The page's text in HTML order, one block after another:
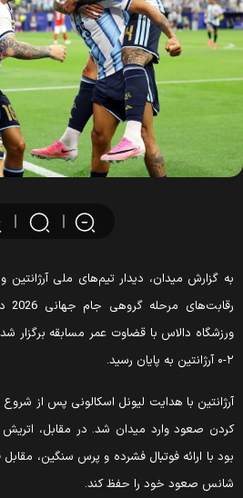
گزارش میدان، دیدار تیم‌های ملی آرژانتین
دالاس با قضاوت عمر مسابقه برگزار شد
با هدایت لیونل اسکالونی پس از شروع
صعود وارد میدان شد. در مقابل، اتریش با
با ارائه فوتبال فشرده و پرس سنگین، مقابل
صعود خود را حفظ کند.